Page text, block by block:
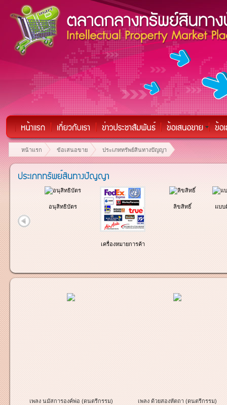
หน้าแรก ข้อเสนอขาย ประเภททรัพย์สินทางปัญญา
บัตร อนุสิทธิบัตร
เครื่องหมายการค้า
ลิขสิทธิ์ แบบ
เพลง นมัสการองค์พ่อ (ดนตรีกรรม) เพลง ด้วยสองหัตถา (ดนตรีกรรม)